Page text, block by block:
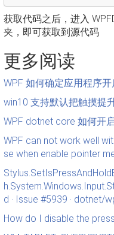
获取代码之后，进入
夹，即可获取到源代码
更多阅读
WPF 如何确定应用程序
win10 支持默认把触摸提
WPF dotnet core 如何开
WPF can not work well
se when enable pointer
d · Issue #5939 · dotnet/
How do I disable the